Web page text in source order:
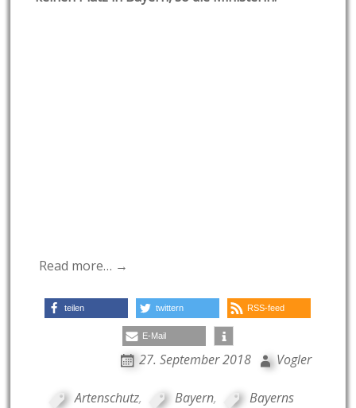
Read more… →
teilen twittern RSS-feed
E-Mail
27. September 2018 Vogler
Artenschutz, Bayern,
Bayerns